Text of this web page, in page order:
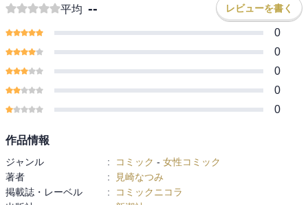
平均 -- レビューを書く
0
0
0
0
0
作品情報
ジャンル : コミック - 女性コミック
著者
:
見崎なつみ
掲載誌・レーベル
:
コミックニコラ